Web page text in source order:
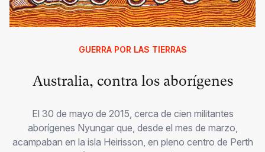
GUERRA POR LAS TIERRAS
Australia, contra los aborígenes
El 30 de mayo de 2015, cerca de cien militantes
aborígenes Nyungar que, desde el mes de marzo,
acampaban en la isla Heirisson, en pleno centro de Perth